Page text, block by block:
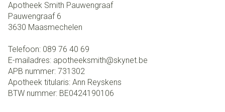
Apotheek Smith Pauwengraaf
Pauwengraaf 6
3630 Maasmechelen
Telefoon: 089 76 40 69
E-mailadres: apotheeksmith@skynet.be
APB nummer: 731302
Apotheek titularis: Ann Reyskens
BTW nummer: BE0424190106